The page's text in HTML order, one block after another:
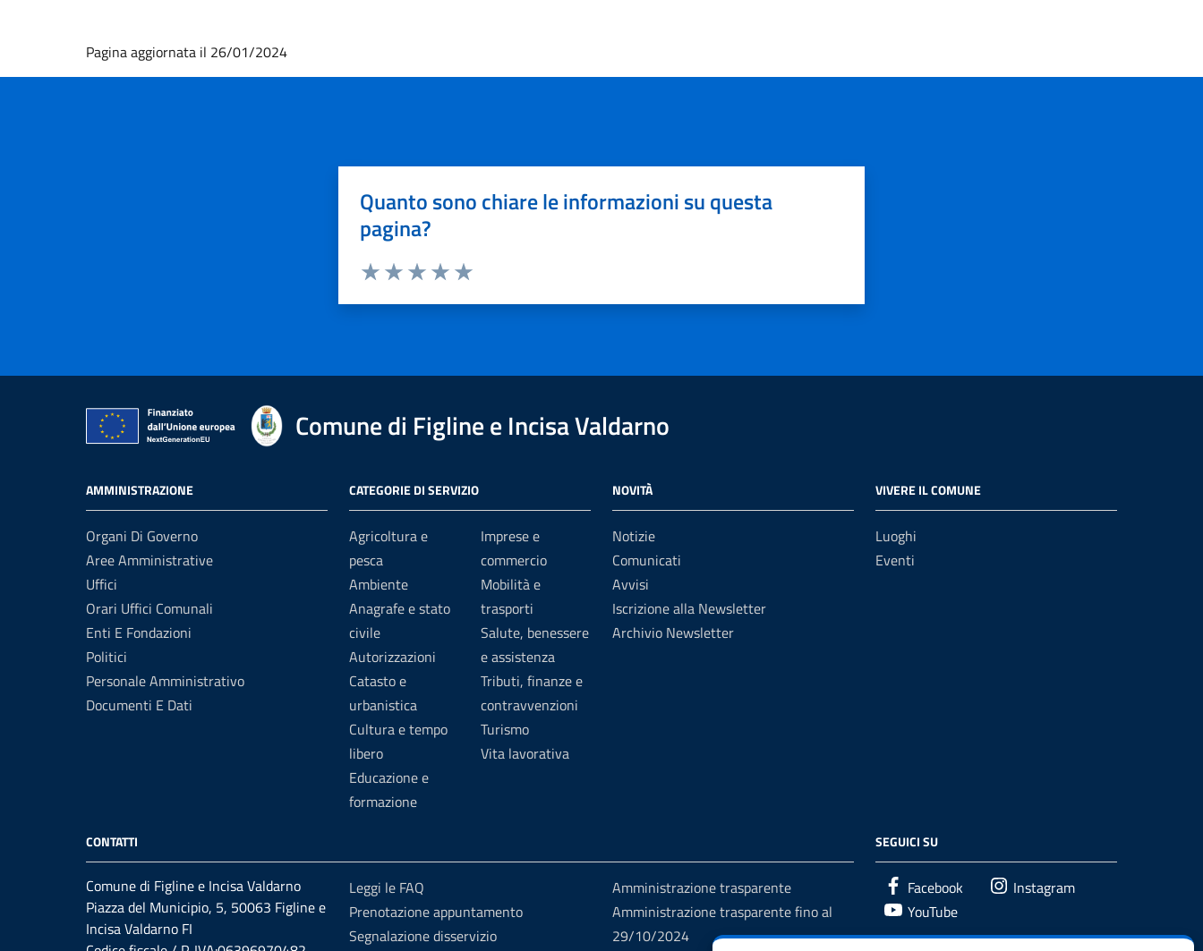
Pagina aggiornata il 26/01/2024
Quanto sono chiare le informazioni su questa
pagina?
Comune di Figline e Incisa Valdarno
AMMINISTRAZIONE
Organi Di Governo
Aree Amministrative
Uffici
Orari Uffici Comunali
Enti E Fondazioni
Politici
Personale Amministrativo
Documenti E Dati
CATEGORIE DI SERVIZIO
Agricoltura e
pesca
Ambiente
Anagrafe e stato
civile
Autorizzazioni
Catasto e
urbanistica
Cultura e tempo
libero
Educazione e
formazione
Imprese e
commercio
Mobilità e
trasporti
Salute, benessere
e assistenza
Tributi, finanze e
contravvenzioni
Turismo
Vita lavorativa
NOVITÀ
Notizie
Comunicati
Avvisi
Iscrizione alla Newsletter
Archivio Newsletter
VIVERE IL COMUNE
Luoghi
Eventi
CONTATTI
Comune di Figline e Incisa Valdarno
Piazza del Municipio, 5, 50063 Figline e
Incisa Valdarno FI
Leggi le FAQ
Prenotazione appuntamento
Segnalazione disservizio
Amministrazione trasparente
Amministrazione trasparente fino al
29/10/2024
SEGUICI SU
Facebook
Instagram
YouTube